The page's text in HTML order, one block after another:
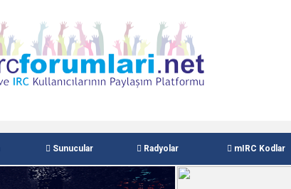
Sunucular Radyolar mIRC Kodlar